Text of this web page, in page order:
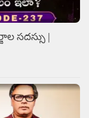
సదస్సు |